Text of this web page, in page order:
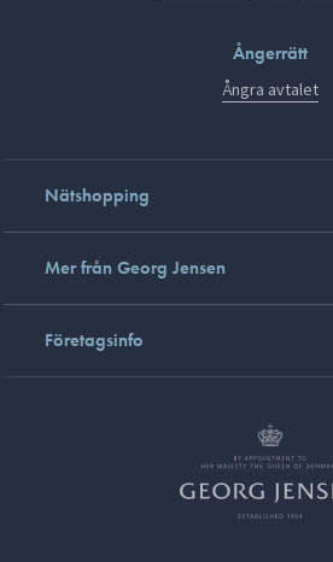
Ångerrätt
Ångra avtalet
Nätshopping
Mer från Georg Jensen
Företagsinfo